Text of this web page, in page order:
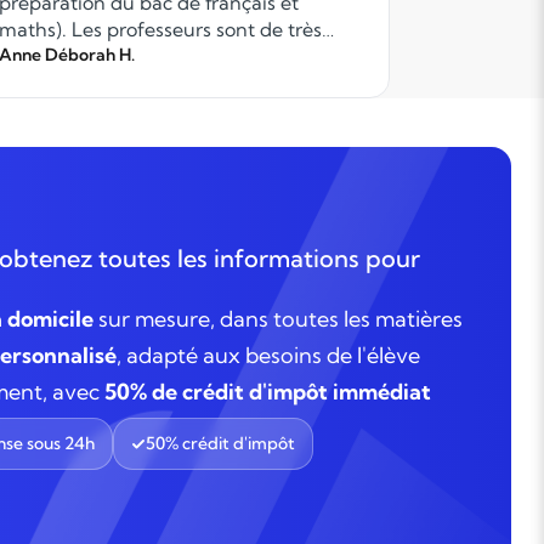
maths). Les professeurs sont de très
grande qualité. Ils dispensent leur cours
Anne Déborah H.
toutes les informations pour
domicile sur mesure, dans toutes les matières
, adapté aux besoins de l'élève
avec50% de crédit d'impôt immédiat
sous 24h 50% crédit d'impôt